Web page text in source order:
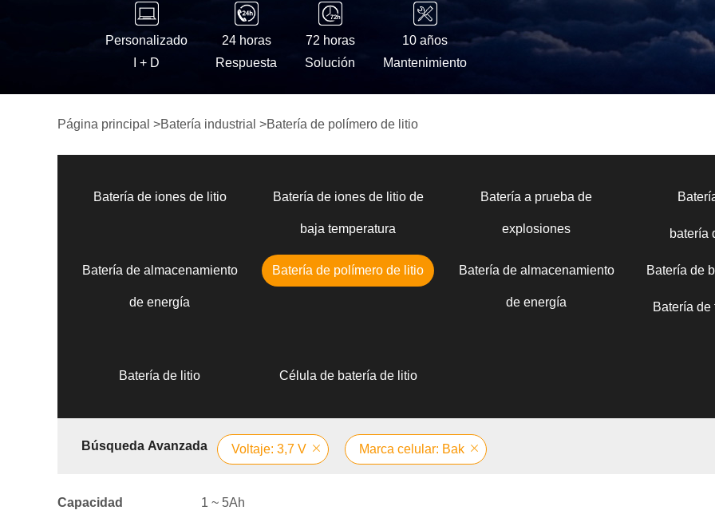
Personalizado
I + D
24 horas
Respuesta
72 horas
Solución
10 años
Mantenimiento
Página principal >Batería industrial >Batería de polímero de litio
Batería de iones de litio Batería de iones de litio de
baja temperatura
Batería a prueba de
explosiones batería
Batería de almacenamiento
de energía
Batería de polímero de litio Batería de almacenamiento
de energía
Batería de
Batería
Batería de litio Célula de batería de litio
Búsqueda Avanzada Voltaje: 3,7 V Marca celular: Bak
Capacidad 1 ~ 5Ah